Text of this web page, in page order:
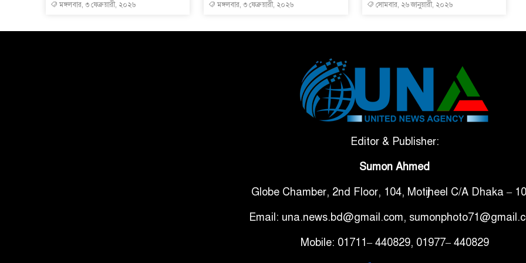
মঙ্গলবার, ৩ ফেব্রুয়ারী, ২০২৬ মঙ্গলবার, ৩ ফেব্রুয়ারী, ২০২৬ সোমবার, ২৬ জানুয়ারী, ২০২৬
Editor & Publisher:
Sumon Ahmed
Globe Chamber, 2nd Floor, 104, Motijheel C/A Dhaka –
Email: una.news.bd@gmail.com,
Mobile: 01711– 440829, 01977– 440829